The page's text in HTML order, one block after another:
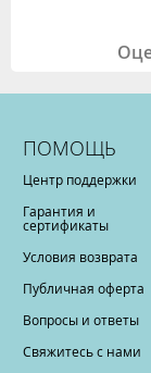
ПОМОЩЬ
Центр поддержки
Гарантия и
сертификаты
Условия возврата
Публичная оферта
Вопросы и ответы
Свяжитесь с нами